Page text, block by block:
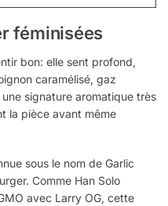
féminisées
bon: elle sent profond,
caramélisé, gaz
signature aromatique très
la pièce avant même
sous le nom de Garlic
Comme Han Solo
avec Larry OG, cette